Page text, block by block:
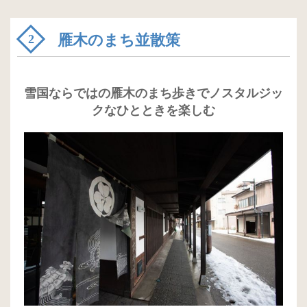
2 雁木のまち並散策
雪国ならではの雁木のまち歩きでノスタルジッ
クなひとときを楽しむ